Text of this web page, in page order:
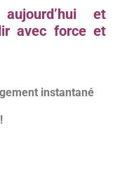
et
avec force et
instantané